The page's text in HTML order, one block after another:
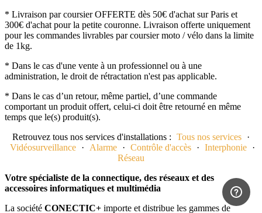
* Livraison par coursier OFFERTE dès 50€ d'achat sur Paris et
300€ d'achat pour la petite couronne. Livraison offerte uniquement
pour les commandes livrables par coursier moto / vélo dans la limite
de 1kg.
* Dans le cas d'une vente à un professionnel ou à une
administration, le droit de rétractation n'est pas applicable.
* Dans le cas d’un retour, même partiel, d’une commande
comportant un produit offert, celui-ci doit être retourné en même
temps que le(s) produit(s).
Retrouvez tous nos services d'installations : Tous nos services ·
Vidéosurveillance · Alarme · Contrôle d'accès · Interphonie ·
Réseau
Votre spécialiste de la connectique, des réseaux et des
accessoires informatiques et multimédia
La société CONECTIC+ importe et distribue les gammes de